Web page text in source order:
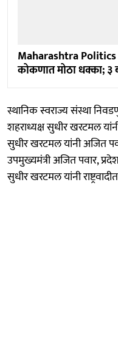
Maharashtra Politics
कोकणात मोठा धक्का; ३
स्थानिक स्वराज्य संस्था
शहराध्यक्ष सुधीर खरटमल
सुधीर खरटमल यांनी अजित
उपमुख्यमंत्री अजित पवार,
सुधीर खरटमल यांनी